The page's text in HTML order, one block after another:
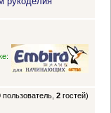
пользователь,2 гостей)